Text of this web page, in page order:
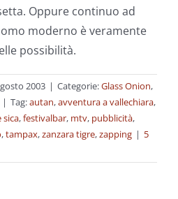
Oppure continuo ad
moderno è veramente
possibilità.
2003 | Categorie:Glass Onion,
| Tag:autan,avventura a vallechiara,
sica,festivalbar, mtv, pubblicità,
,tampax,zanzara tigre,zapping | 5